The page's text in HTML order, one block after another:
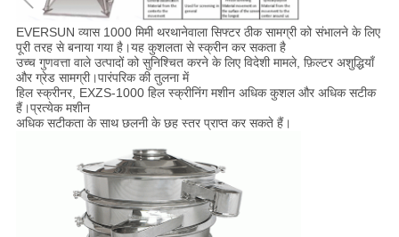
EVERSUN व्यास 1000 मिमी थरथानेवाला सिफ्टर ठीक सामग्री को संभालने के लिए
पूरी तरह से बनाया गया है।यह कुशलता से स्क्रीन कर सकता है
उच्च गुणवत्ता वाले उत्पादों को सुनिश्चित करने के लिए विदेशी मामले, फ़िल्टर अशुद्धियाँ
और ग्रेड सामग्री।पारंपरिक की तुलना में
हिल स्क्रीनर, EXZS-1000 हिल स्क्रीनिंग मशीन अधिक कुशल और अधिक सटीक
हैं।प्रत्येक मशीन
अधिक सटीकता के साथ छलनी के छह स्तर प्राप्त कर सकते हैं।